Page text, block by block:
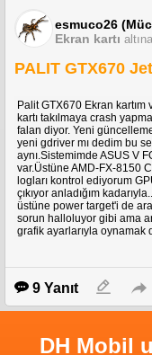
esmuco26
Ekran kartı
PALIT GTX670
Palit GTX670 Ekran
kartı takılmaya crash
falan diyor. Yeni
yeni gdriver mı dedim bu
aynı.Sistemimde ASUS V
var.Üstüne AMD-FX-8150
logları kontrol ediyorum
çıkıyor anladığım
üstüne power target'i de
sorun halloluyor gibi ama
grafik ayarlarıyla oynamak
9 Yanıt
DH Mobil